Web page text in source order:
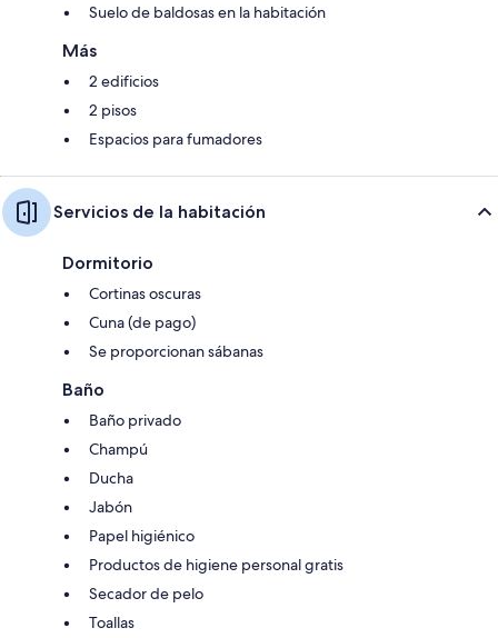
Suelo de baldosas en la habitación
Más
2 edificios
2 pisos
Espacios para fumadores
Servicios de la habitación
Dormitorio
Cortinas oscuras
Cuna (de pago)
Se proporcionan sábanas
Baño
Baño privado
Champú
Ducha
Jabón
Papel higiénico
Productos de higiene personal gratis
Secador de pelo
Toallas